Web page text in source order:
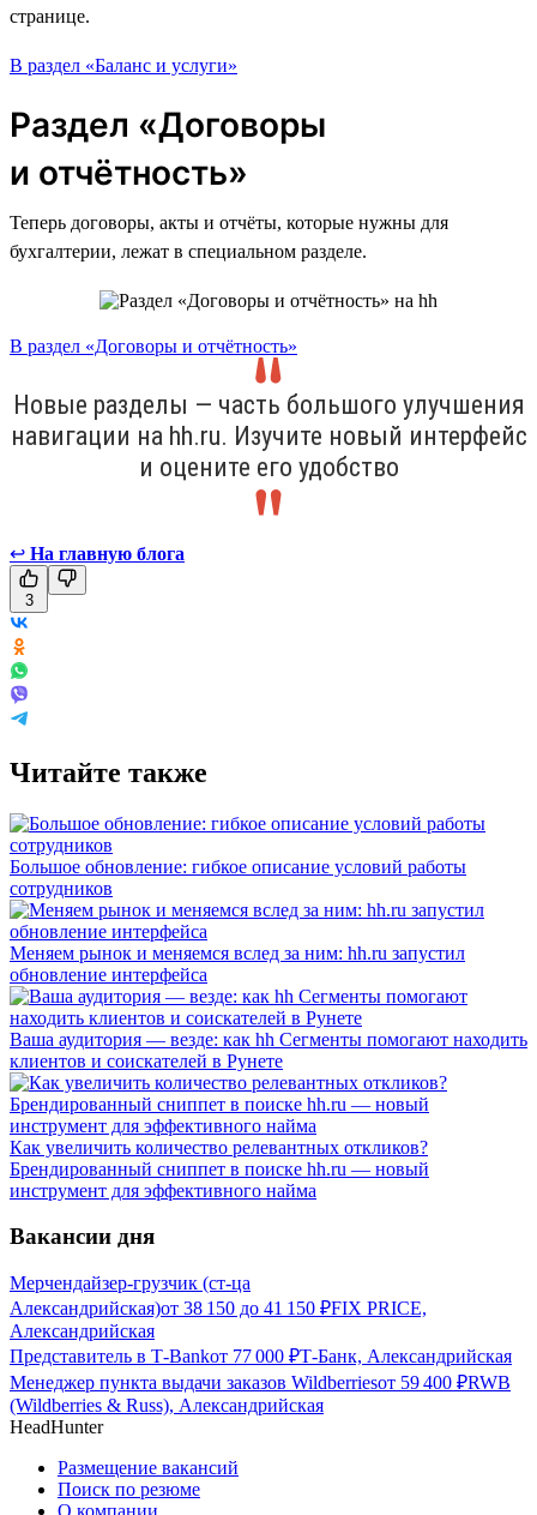
странице.
В раздел «Баланс и услуги»
Раздел «Договоры
и отчётность»
Теперь договоры, акты и отчёты, которые нужны для
бухгалтерии, лежат в специальном разделе.
В раздел «Договоры и отчётность»
Новые разделы — часть большого улучшения
навигации на hh.ru. Изучите новый интерфейс
и оцените его удобство
↩ На главную блога
3
Читайте также
Большое обновление: гибкое описание условий работы
сотрудников
Меняем рынок и меняемся вслед за ним: hh.ru запустил
обновление интерфейса
Ваша аудитория — везде: как hh Сегменты помогают находить
клиентов и соискателей в Рунете
Как увеличить количество релевантных откликов?
Брендированный сниппет в поиске hh.ru — новый
инструмент для эффективного найма
Вакансии дня
Мерчендайзер-грузчик (ст-ца
Александрийская)от 38 150 до 41 150 ₽FIX PRICE,
Александрийская
Представитель в Т-Bankот 77 000 ₽Т-Банк, Александрийская
Менеджер пункта выдачи заказов Wildberriesот 59 400 ₽RWB
(Wildberries & Russ), Александрийская
HeadHunter
Размещение вакансий
Поиск по резюме